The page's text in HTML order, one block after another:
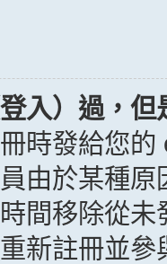
入）過，
時發給您
由於某種
間移除從
新註冊並參